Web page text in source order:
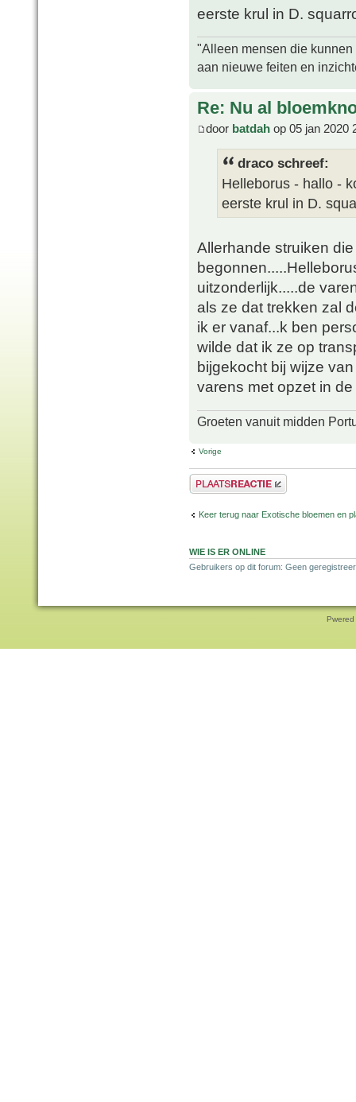
eerste krul in D.
"Alleen mensen die
aan nieuwe feiten en
Re: Nu al
door batdah op 05 jan 2020
draco schreef:
Helleborus - hallo -
eerste krul in D.
Allerhande struiken
uitzonderlijk.....de
als ze dat trekken zal
ik er vanaf...k ben
wilde dat ik ze op
bijgekocht bij wijze
varens met opzet in
Groeten vanuit midden
Vorige
Plaats een reactie
Keer terug naar Exotische bloemen en
WIE IS ER ONLINE
Gebruikers op dit forum: Geen